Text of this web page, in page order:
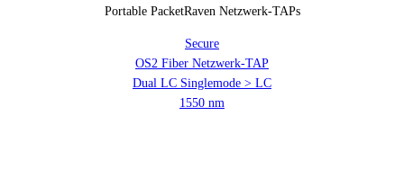
Portable PacketRaven Netzwerk-TAPs
Secure
OS2 Fiber Netzwerk-TAP
Dual LC Singlemode > LC
1550 nm